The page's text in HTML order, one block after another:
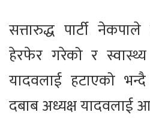
सत्तारुद्ध पार्टी
हेरफेर गरेको र स्वास्थ्य
यादवलाई हटाएको
दबाब अध्यक्ष यादवलाई